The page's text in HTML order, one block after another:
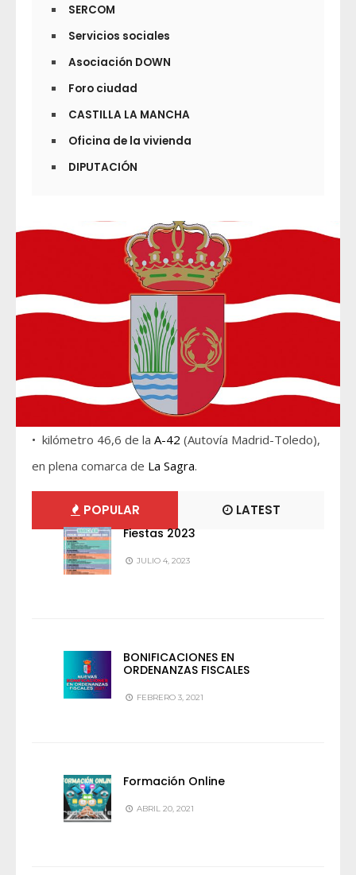
SERCOM
Servicios sociales
Asociación DOWN
Foro ciudad
CASTILLA LA MANCHA
Oficina de la vivienda
DIPUTACIÓN
• kilómetro 46,6 de la A-42 (Autovía Madrid-Toledo),
en plena comarca de La Sagra.
POPULAR LATEST
Fiestas 2023
JULIO 4, 2023
BONIFICACIONES EN
ORDENANZAS FISCALES
FEBRERO 3, 2021
Formación Online
ABRIL 20, 2021